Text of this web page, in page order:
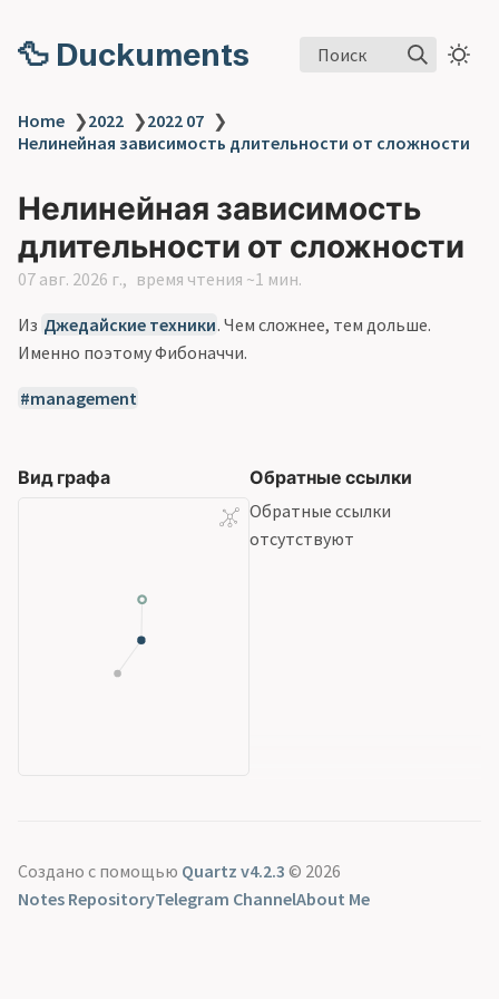
🦆 Duckuments Поиск
Home ❯2022 ❯2022 07 ❯
Нелинейная зависимость длительности от сложности
Нелинейная зависимость
длительности от сложности
07 авг. 2026 г. время чтения ~1 мин.
Из Джедайские техники. Чем сложнее, тем дольше.
Именно поэтому Фибоначчи.
management
Вид графа
Обратные ссылки
Обратные ссылки
отсутствуют
Создано с помощью Quartz v4.2.3 © 2026
Notes RepositoryTelegram ChannelAbout Me